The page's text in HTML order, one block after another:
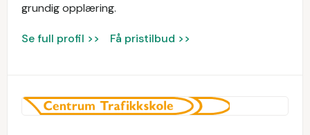
grundig opplæring.
Se full profil >> Få pristilbud >>